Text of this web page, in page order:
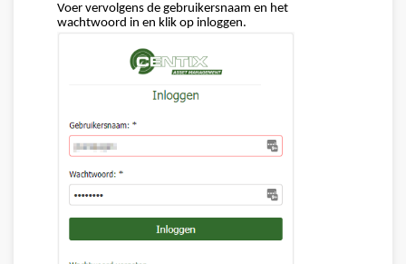
Voer vervolgens de gebruikersnaam en het
wachtwoord in en klik op inloggen.